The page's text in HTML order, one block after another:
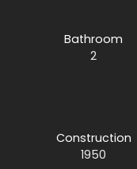
Bathroom
2
Construction
1950